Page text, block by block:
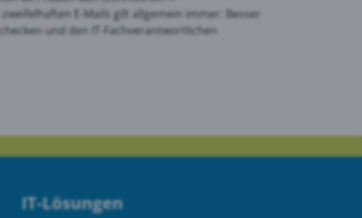
E-Mails gilt allgemein immer: Besser
und den IT-Fachverantwortlichen
IT-Lösungen